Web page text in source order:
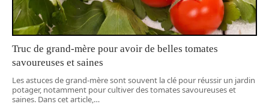
Truc de grand-mère pour avoir de belles tomates
savoureuses et saines
Les astuces de grand-mère sont souvent la clé pour réussir un jardin
potager, notamment pour cultiver des tomates savoureuses et
saines. Dans cet article,…